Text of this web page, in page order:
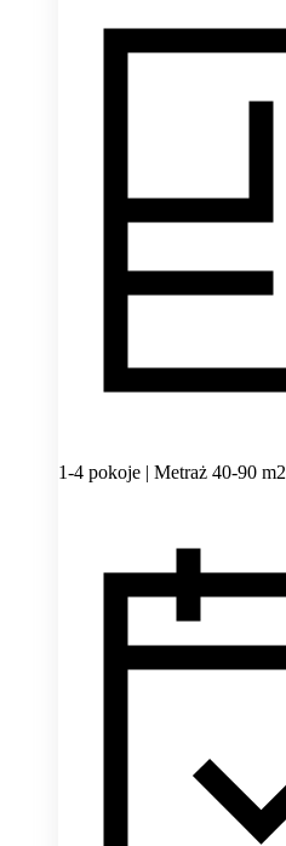
1-4 pokoje | Metraż 40-90 m2